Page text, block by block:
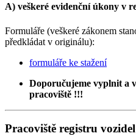
A) veškeré evidenční úkony v
Formuláře (veškeré zákonem
předkládat v originálu):
formuláře ke stažení
Doporučujeme vyplnit a
pracoviště !!!
Pracoviště registru